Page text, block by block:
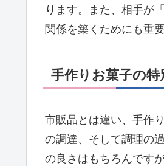
ります。また、相手が
関係を築くためにも重要
手作りお菓子の特
市販品とは違い、手作
の調達、そして調理の
の良さはもちろんです